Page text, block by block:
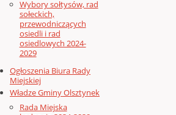
Wybory sołtysów, rad
sołeckich,
przewodniczących
osiedli i rad
osiedlowych 2024-
2029
Ogłoszenia Biura Rady
Miejskiej
Władze Gminy Olsztynek
Rada Miejska